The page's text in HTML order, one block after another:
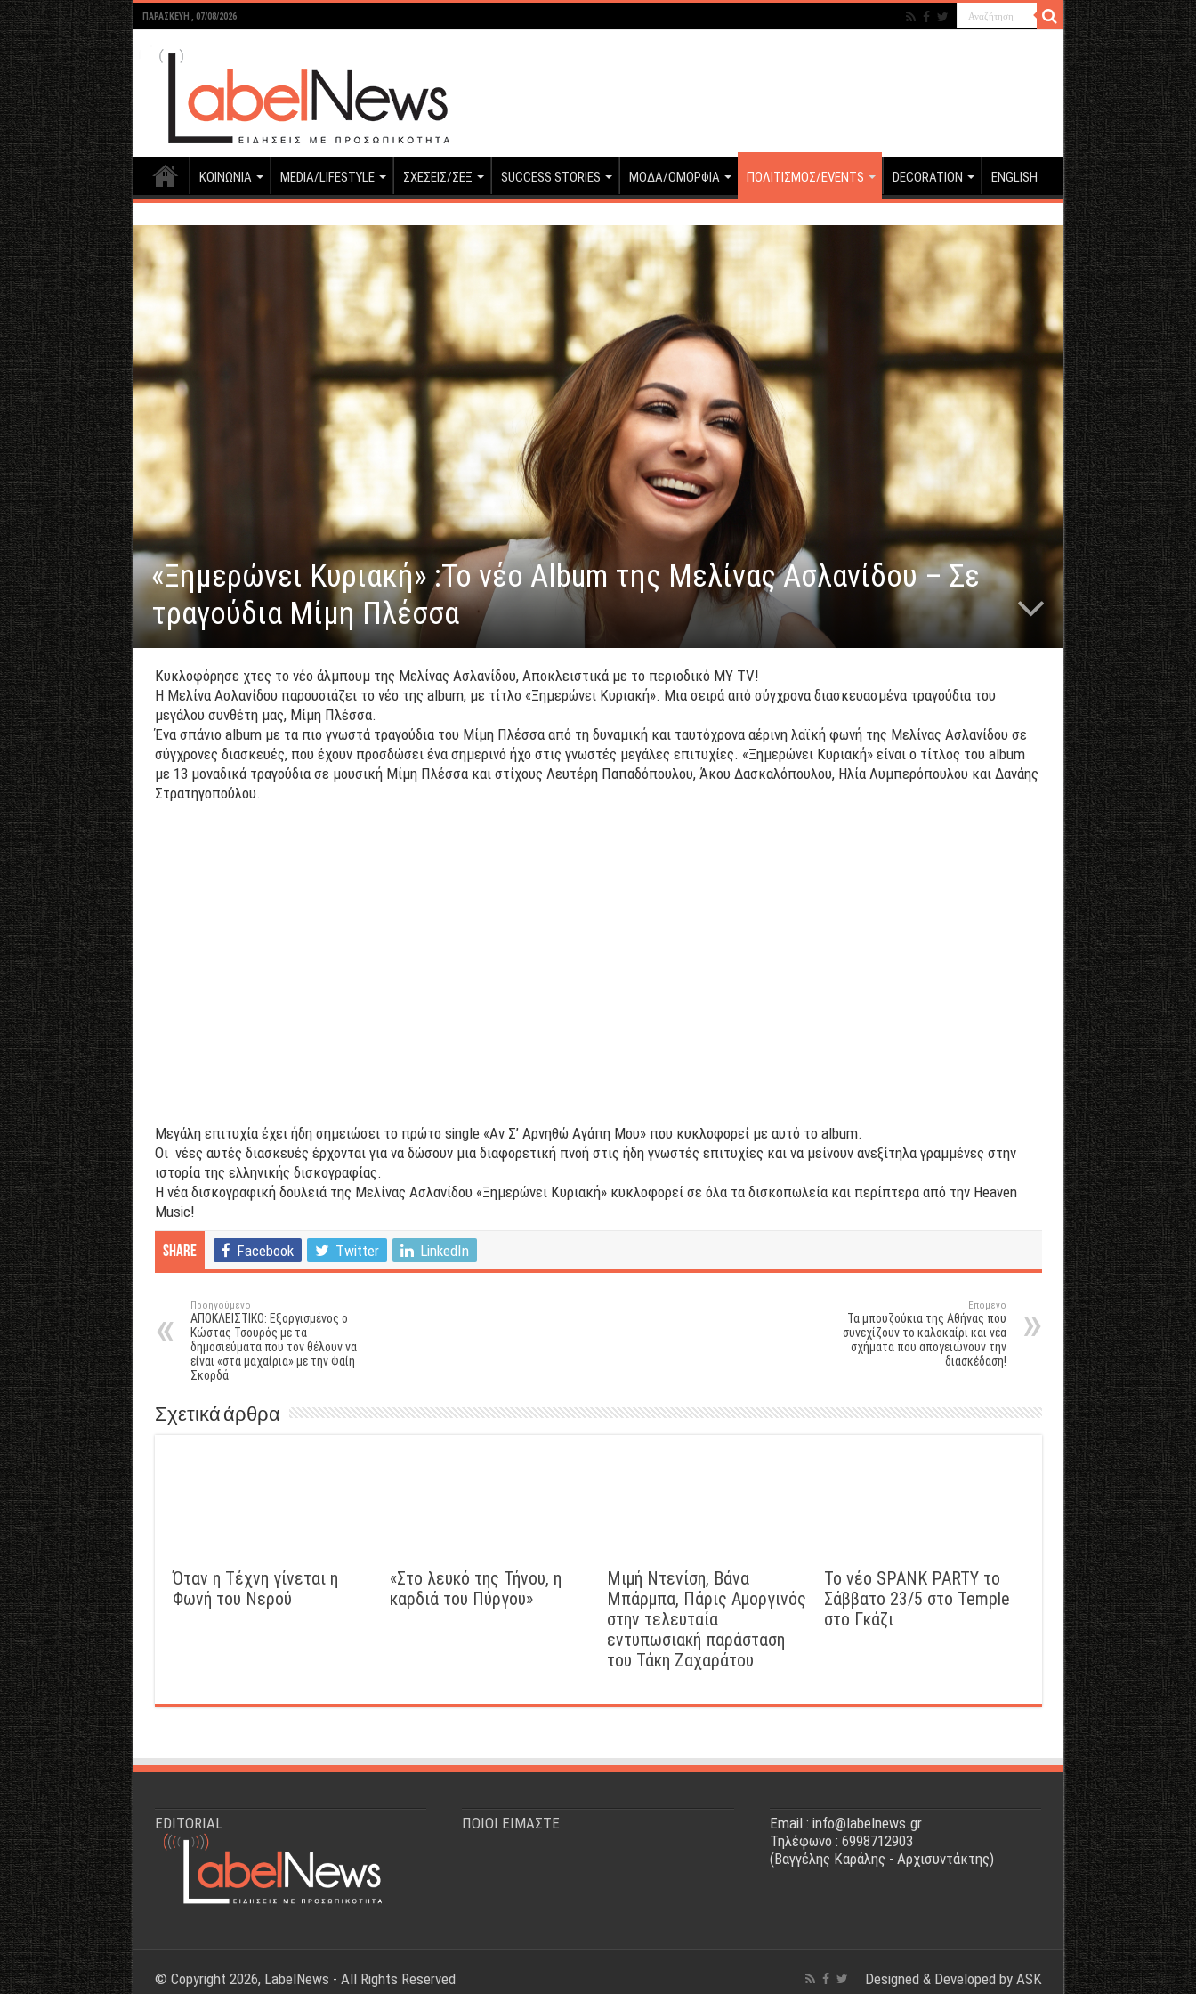
ΠΑΡΑΣΚΕΥΉ , 07/08/2026
ΚΟΙΝΩΝΙΑ MEDIA/LIFESTYLE ΣΧΕΣΕΙΣ/ΣΕΞ SUCCESS STORIES ΜΟΔΑ/ΟΜΟΡΦΙΑ ΠΟΛΙΤΙΣΜΟΣ/EVENTS DECORATION ENGLISH
«Ξημερώνει Κυριακή» :Το νέο Album της Μελίνας Ασλανίδου – Σε
τραγούδια Μίμη Πλέσσα
Κυκλοφόρησε χτες το νέο άλμπουμ της Μελίνας Ασλανίδου, Αποκλειστικά με το περιοδικό MY TV!
Η Μελίνα Ασλανίδου παρουσιάζει το νέο της album, με τίτλο «Ξημερώνει Κυριακή». Μια σειρά από σύγχρονα διασκευασμένα τραγούδια του
μεγάλου συνθέτη μας, Μίμη Πλέσσα.
Ένα σπάνιο album με τα πιο γνωστά τραγούδια του Μίμη Πλέσσα από τη δυναμική και ταυτόχρονα αέρινη λαϊκή φωνή της Μελίνας Ασλανίδου σε
σύγχρονες διασκευές, που έχουν προσδώσει ένα σημερινό ήχο στις γνωστές μεγάλες επιτυχίες. «Ξημερώνει Κυριακή» είναι ο τίτλος του album
με 13 μοναδικά τραγούδια σε μουσική Μίμη Πλέσσα και στίχους Λευτέρη Παπαδόπουλου, Άκου Δασκαλόπουλου, Ηλία Λυμπερόπουλου και Δανάης
Στρατηγοπούλου.
Μεγάλη επιτυχία έχει ήδη σημειώσει το πρώτο single «Αν Σ’ Αρνηθώ Αγάπη Μου» που κυκλοφορεί με αυτό το album.
Οι νέες αυτές διασκευές έρχονται για να δώσουν μια διαφορετική πνοή στις ήδη γνωστές επιτυχίες και να μείνουν ανεξίτηλα γραμμένες στην
ιστορία της ελληνικής δισκογραφίας.
Η νέα δισκογραφική δουλειά της Μελίνας Ασλανίδου «Ξημερώνει Κυριακή» κυκλοφορεί σε όλα τα δισκοπωλεία και περίπτερα από την Heaven
Music!
Share Facebook Twitter LinkedIn
Προηγούμενο
ΑΠΟΚΛΕΙΣΤΙΚΟ: Εξοργισμένος ο
Κώστας Τσουρός με τα
δημοσιεύματα που τον θέλουν να
είναι «στα μαχαίρια» με την Φαίη
Σκορδά
Επόμενο
Τα μπουζούκια της Αθήνας που
συνεχίζουν το καλοκαίρι και νέα
σχήματα που απογειώνουν την
διασκέδαση!
Σχετικά άρθρα
Όταν η Τέχνη γίνεται η
Φωνή του Νερού
«Στο λευκό της Τήνου, η
καρδιά του Πύργου»
Μιμή Ντενίση, Βάνα
Μπάρμπα, Πάρις Αμοργινός
στην τελευταία
εντυπωσιακή παράσταση
του Τάκη Ζαχαράτου
Το νέο SPANK PARTY το
Σάββατο 23/5 στο Temple
στο Γκάζι
EDITORIAL ΠΟΙΟΙ ΕΙΜΑΣΤΕ
Email : info@labelnews.gr
Τηλέφωνο : 6998712903
(Βαγγέλης Καράλης - Αρχισυντάκτης)
Designed & Developed by ASK
© Copyright 2026, LabelNews - All Rights Reserved